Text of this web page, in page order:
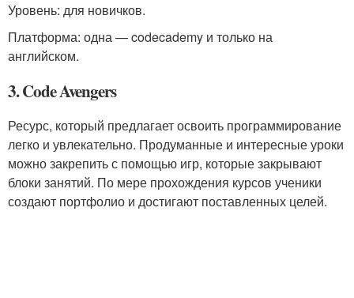
Уровень: для новичков.
Платформа: одна — codecademy и только на
английском.
3. Code Avengers
Ресурс, который предлагает освоить программирование
легко и увлекательно. Продуманные и интересные уроки
можно закрепить с помощью игр, которые закрывают
блоки занятий. По мере прохождения курсов ученики
создают портфолио и достигают поставленных целей.